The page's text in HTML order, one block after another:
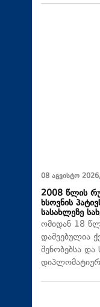
08 აგვისტო 2026,
2008 წლის
ხსოვნის
სასახლეზე
ომიდან 18
დაშვებულია
შენობებსა